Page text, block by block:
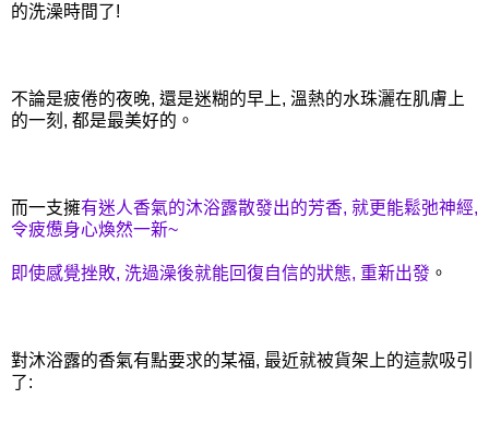
的洗澡時間了!
不論是疲倦的夜晚, 還是迷糊的早上, 溫熱的水珠灑在肌膚上
的一刻, 都是最美好的。
而一支擁有迷人香氣的沐浴露散發出的芳香, 就更能鬆弛神經,
令疲憊身心煥然一新~
即使感覺挫敗, 洗過澡後就能回復自信的狀態, 重新出發 。
對沐浴露的香氣有點要求的某福, 最近就被貨架上的這款吸引
了: